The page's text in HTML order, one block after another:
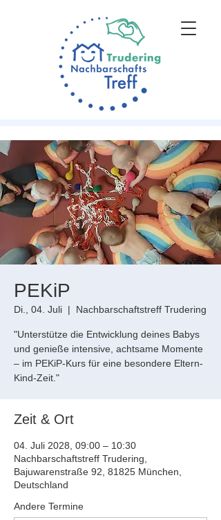
PEKiP
Di., 04. Juli
  |
Nachbarschaftstreff Trudering
"Unterstütze die Entwicklung deines Babys
und genieße intensive, achtsame Momente
– im PEKiP-Kurs für eine besondere Eltern-
Kind-Zeit."
Zeit & Ort
04. Juli 2028, 09:00 – 10:30
Nachbarschaftstreff Trudering,
Bajuwarenstraße 92, 81825 München,
Deutschland
Andere Termine